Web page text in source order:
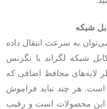
شبکه
به سرعت انتقال داده
شبکه لگراند با نگزنس
لایه‌های محافظ اضافی که
است. هر چند نباید فراموش
این محصولات است و رقیب